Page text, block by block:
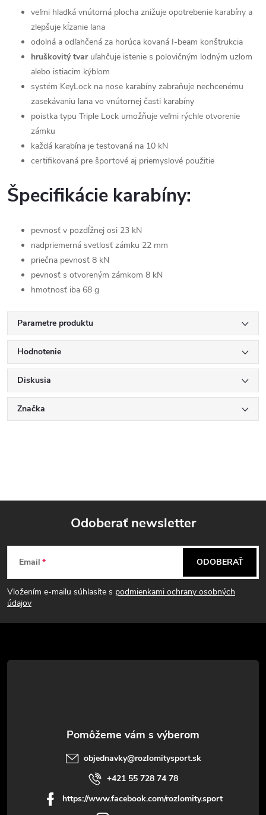
veľmi hladká vnútorná plocha znižuje opotrebenie karabíny a
zlepšuje kĺzanie lana
odolná a odľahčená za horúca kovaná I-beam konštrukcia
hruškovitý tvaruľahčuje istenie s polovičným lodným uzlom
alebo istiacim kýblom
systém KeyLock na nose karabíny zabraňuje nechcenému
zasekávaniu lana vo vnútornej časti karabíny
poistka typu Triple Lock umožňuje veľmi rýchle otvorenie
zámku
každá karabína je testovaná na 10 kN
certifikovaná pre športové aj priemyslové použitie
Špecifikácie karabíny:
pevnosť v pozdĺžnej osi 23 kN
nadpriemerná svetlosť zámku 22 mm
priečna pevnosť 8 kN
pevnosť s otvoreným zámkom 8 kN
hmotnosť iba 68 g
Parametre produktu
Hodnotenie
Diskusia
Značka
Z
á
p
t
Odoberať newsletter
Email
Vložením e-mailu súhlasíte s podmienkami ochrany osobných
údajov
ODOBERAŤ
objednavky@rozlomitysport.sk
+421 55 728 74 78
https://www.facebook.com/rozlomity.sport